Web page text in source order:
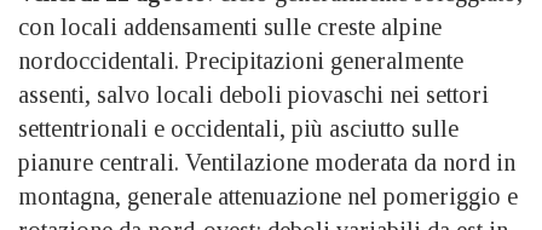
con locali addensamenti sulle creste alpine
nordoccidentali. Precipitazioni generalmente
assenti, salvo locali deboli piovaschi nei settori
settentrionali e occidentali, più asciutto sulle
pianure centrali. Ventilazione moderata da nord in
montagna, generale attenuazione nel pomeriggio e